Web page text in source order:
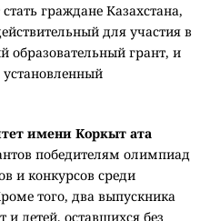
граждане Казахстана,
для участия в
образовательный грант, и
имени Коркыт ата
победителям олимпиад
и конкурсов среди
того, два выпускника
и детей, оставшихся без